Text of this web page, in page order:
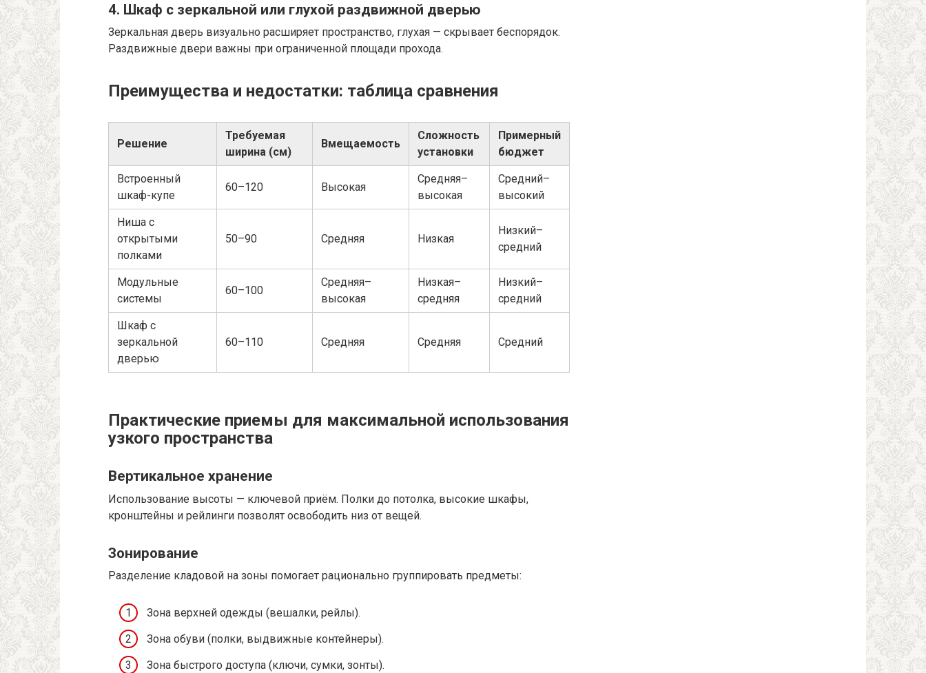
4. Шкаф с зеркальной или глухой раздвижной дверью
Зеркальная дверь визуально расширяет пространство, глухая — скрывает беспорядок.
Раздвижные двери важны при ограниченной площади прохода.
Преимущества и недостатки: таблица сравнения
Решение
Требуемая
ширина (см)
Вмещаемость
Сложность
установки
Примерный
бюджет
Встроенный
шкаф-купе
60–120 Высокая
Средняя–
высокая
Средний–
высокий
Ниша с
открытыми
полками
50–90 Средняя Низкая
Низкий–
средний
Модульные
системы
60–100
Средняя–
высокая
Низкая–
средняя
Низкий–
средний
Шкаф с
зеркальной
дверью
60–110 Средняя Средняя Средний
Практические приемы для максимальной использования
узкого пространства
Вертикальное хранение
Использование высоты — ключевой приём. Полки до потолка, высокие шкафы,
кронштейны и рейлинги позволят освободить низ от вещей.
Зонирование
Разделение кладовой на зоны помогает рационально группировать предметы:
Зона верхней одежды (вешалки, рейлы).
Зона обуви (полки, выдвижные контейнеры).
Зона быстрого доступа (ключи, сумки, зонты).